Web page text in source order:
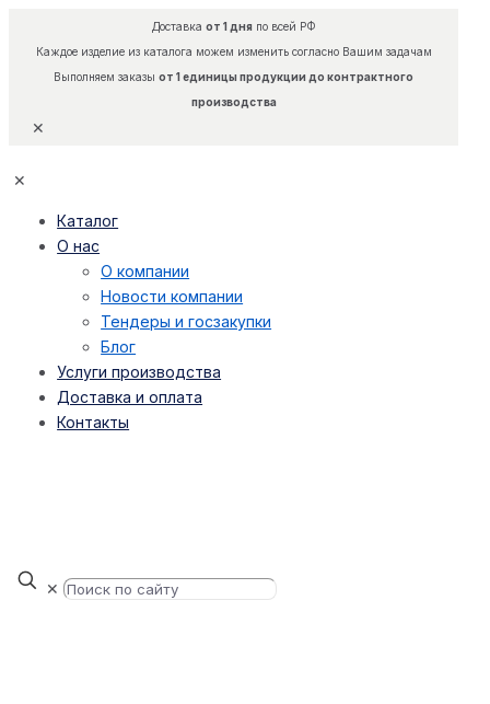
Доставка от 1 дняпо всей РФ
Каждое изделие из каталога можем изменить согласно Вашим задачам
Выполняем заказы от 1 единицы продукции до контрактного
производства
✕
✕
Каталог
О нас
О компании
Новости компании
Тендеры и госзакупки
Блог
Услуги производства
Доставка и оплата
Контакты
✕